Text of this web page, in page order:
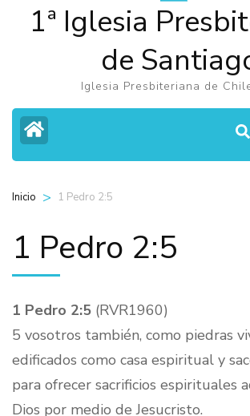
1ª Iglesia
de
Iglesia Presbiteriana de
Inicio > 1 Pedro 2:5
1 Pedro 2:5
1 Pedro 2:5 (RVR1960)
5 vosotros también, como piedras
edificados como casa espiritual y
para ofrecer sacrificios espirituales
Dios por medio de Jesucristo.